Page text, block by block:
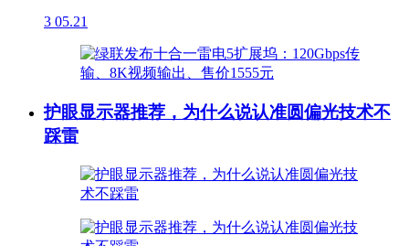
3 05.21
护眼显示器推荐，为什么说认准圆偏光技术不
踩雷